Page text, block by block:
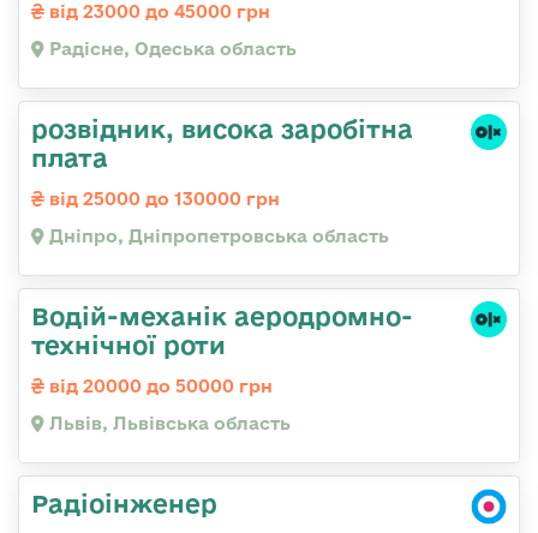
від 23000 до 45000 грн
Радісне, Одеська область
розвідник, висока заробітна
плата
від 25000 до 130000 грн
Дніпро, Дніпропетровська область
Водій-механік аеродромно-
технічної роти
від 20000 до 50000 грн
Львів, Львівська область
Радіоінженер